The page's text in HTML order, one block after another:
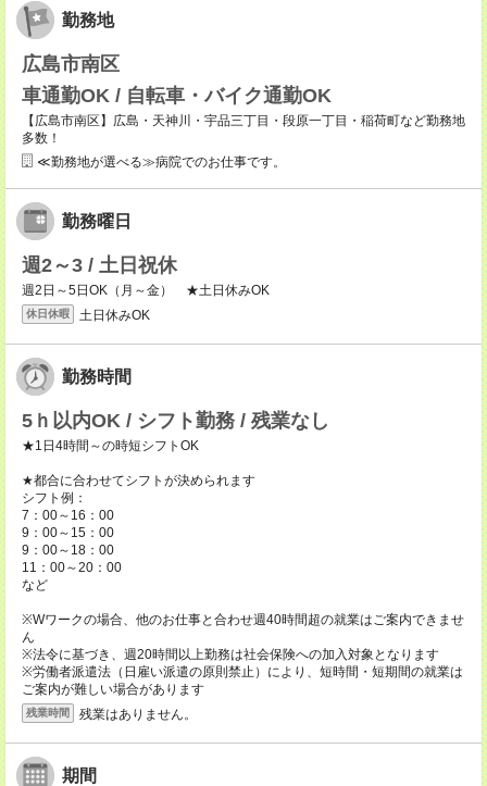
勤務地
広島市南区
車通勤OK / 自転車・バイク通勤OK
【広島市南区】広島・天神川・宇品三丁目・段原一丁目・稲荷町など勤務地
多数！
≪勤務地が選べる≫病院でのお仕事です。
勤務曜日
週2～3 / 土日祝休
週2日～5日OK（月～金） ★土日休みOK
休日休暇 土日休みOK
勤務時間
5ｈ以内OK / シフト勤務 / 残業なし
★1日4時間～の時短シフトOK
★都合に合わせてシフトが決められます
シフト例：
7：00～16：00
9：00～15：00
9：00～18：00
11：00～20：00
など
※Wワークの場合、他のお仕事と合わせ週40時間超の就業はご案内できませ
ん
※法令に基づき、週20時間以上勤務は社会保険への加入対象となります
※労働者派遣法（日雇い派遣の原則禁止）により、短時間・短期間の就業は
ご案内が難しい場合があります
残業時間 残業はありません。
期間